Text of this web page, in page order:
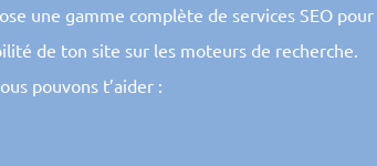
une gamme complète de services SEO pour
de ton site sur les moteurs de recherche.
pouvons t’aider :